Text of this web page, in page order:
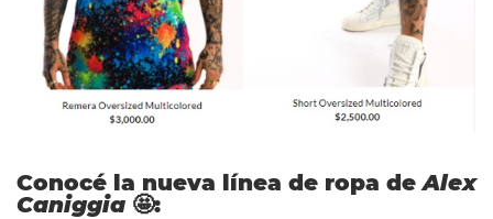
Conocé la nueva línea de ropa deAlex
Caniggia 🤩: